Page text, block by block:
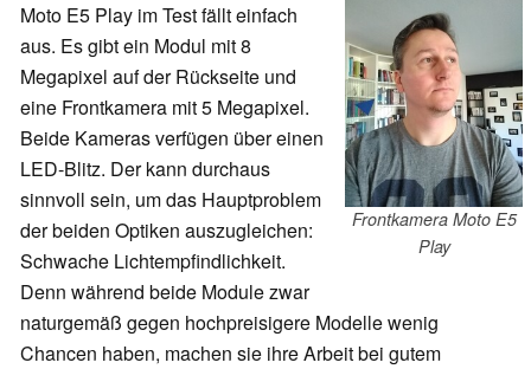
Frontkamera Moto E5
Play
Moto E5 Play im Test fällt einfach
aus. Es gibt ein Modul mit 8
Megapixel auf der Rückseite und
eine Frontkamera mit 5 Megapixel.
Beide Kameras verfügen über einen
LED-Blitz. Der kann durchaus
sinnvoll sein, um das Hauptproblem
der beiden Optiken auszugleichen:
Schwache Lichtempfindlichkeit.
Denn während beide Module zwar
naturgemäß gegen hochpreisigere Modelle wenig
Chancen haben, machen sie ihre Arbeit bei gutem